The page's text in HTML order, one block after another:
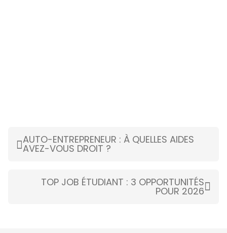
AUTO-ENTREPRENEUR : À QUELLES AIDES
AVEZ-VOUS DROIT ?
TOP JOB ÉTUDIANT : 3 OPPORTUNITÉS
POUR 2026